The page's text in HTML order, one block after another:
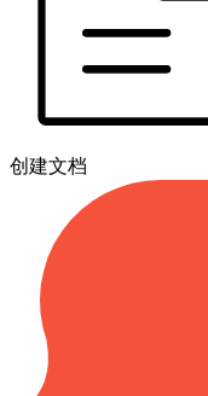
创建文档